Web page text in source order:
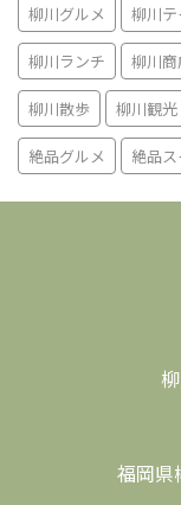
柳川グルメ 柳川
柳川ランチ 柳川
柳川散歩 柳川観光
絶品グルメ 絶品
福岡県